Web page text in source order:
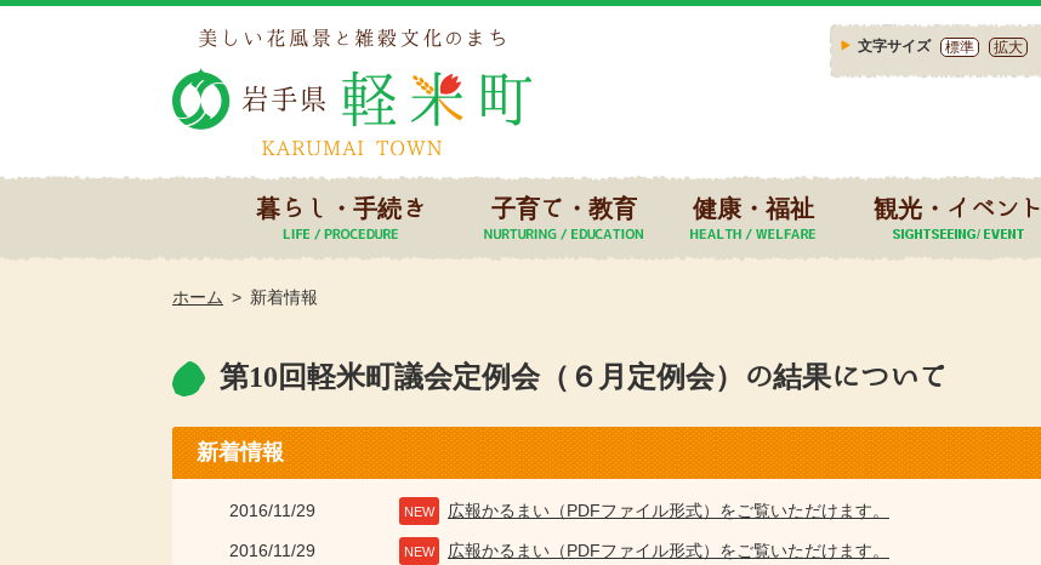
文字サイズ 標準 拡大
暮らし・手続き 子育て・教育 健康・福祉 観光・イベント
ホーム 新着情報
第10回軽米町議会定例会（６月定例会）の結果について
新着情報
2016/11/29 NEW 広報かるまい（PDFファイル形式）をご覧いただけます。
2016/11/29 NEW 広報かるまい（PDFファイル形式）をご覧いただけます。